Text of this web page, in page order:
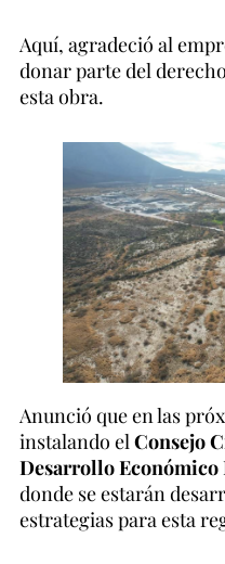
Aquí, agradeció al
donar parte del
esta obra.
Anunció que en las
instalando elConsejo
Desarrollo Económico
donde se estarán
estrategias para esta